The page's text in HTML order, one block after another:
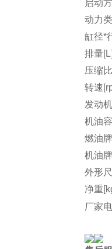
启动
动力
缸径*
排量
压缩比
转速
发动
机油
燃油
机油
外形
净重
厂家